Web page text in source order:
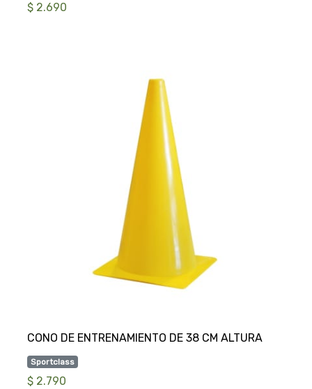
$ 2.690
Sportclass
$ 2.790